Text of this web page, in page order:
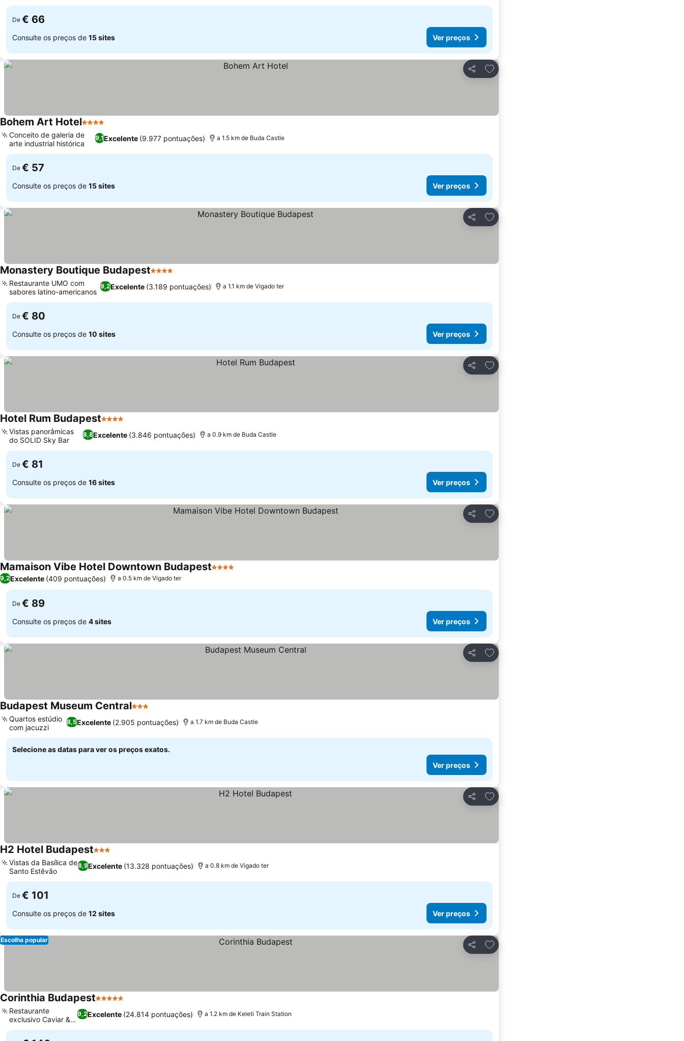
De € 66
Consulte os preços de 15 sites Ver preços
Partilhar
Adicionar aos favoritos
Bohem Art Hotel4 Estrelas
9,1Excelente (9.977 pontuações)
Conceito de galeria de
arte industrial histórica
a 1.5 km de Buda Castle
De € 57
Consulte os preços de 15 sites Ver preços
Partilhar
Adicionar aos favoritos
Monastery Boutique Budapest4 Estrelas
9,2Excelente (3.189 pontuações)
Restaurante UMO com
sabores latino-americanos
a 1.1 km de Vigado ter
De € 80
Consulte os preços de 10 sites Ver preços
Partilhar
Adicionar aos favoritos
Hotel Rum Budapest4 Estrelas
8,8Excelente (3.846 pontuações)
Vistas panorâmicas
do SOLID Sky Bar
a 0.9 km de Buda Castle
De € 81
Consulte os preços de 16 sites Ver preços
Partilhar
Adicionar aos favoritos
Mamaison Vibe Hotel Downtown Budapest4 Estrelas
9,2Excelente (409 pontuações) a 0.5 km de Vigado ter
De € 89
Consulte os preços de 4 sites Ver preços
Partilhar
Adicionar aos favoritos
Budapest Museum Central3 Estrelas
8,5Excelente (2.905 pontuações)
Quartos estúdio
com jacuzzi
a 1.7 km de Buda Castle
Selecione as datas para ver os preços exatos.
Ver preços
Partilhar
Adicionar aos favoritos
H2 Hotel Budapest3 Estrelas
8,9Excelente (13.328 pontuações)
Vistas da Basílica de
Santo Estêvão
a 0.8 km de Vigado ter
De € 101
Consulte os preços de 12 sites Ver preços
Partilhar
Adicionar aos favoritos
Escolha popular
Corinthia Budapest5 Estrelas
9,2Excelente (24.814 pontuações)
Restaurante
exclusivo Caviar &
Bull
a 1.2 km de Keleti Train Station